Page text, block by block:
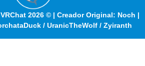
2026 © | Creador Original: Noch |
/ UranicTheWolf / Zyiranth